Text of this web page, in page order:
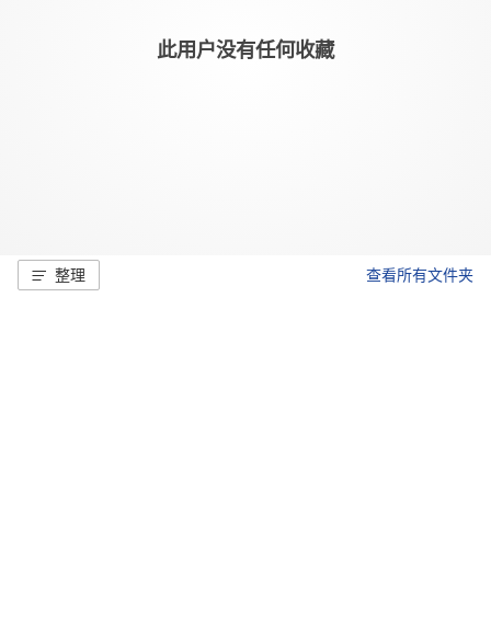
此用户没有任何收藏
整理 查看所有文件夹